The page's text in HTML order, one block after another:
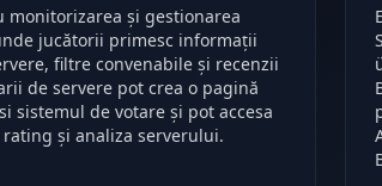
monitorizarea și gestionarea
jucătorii primesc informații
filtre convenabile și recenzii
de servere pot crea o pagină
sistemul de votare și pot accesa
și analiza serverului.